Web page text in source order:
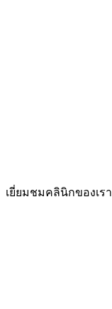
เยี่ยมชมคลินิกของเรา